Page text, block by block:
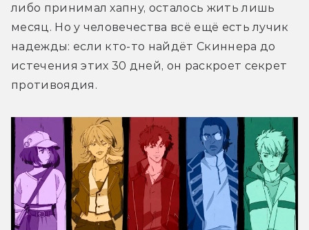
либо принимал хапну, осталось жить лишь
месяц. Но у человечества всё ещё есть лучик
надежды: если кто-то найдёт Скиннера до
истечения этих 30 дней, он раскроет секрет
противоядия.